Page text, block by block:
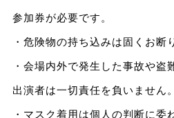
参加券が必要です。
・危険物の持ち込みは固くお断
・会場内外で発生した事故や盗
出演者は一切責任を負いません。
・マスク着用は個人の判断に委